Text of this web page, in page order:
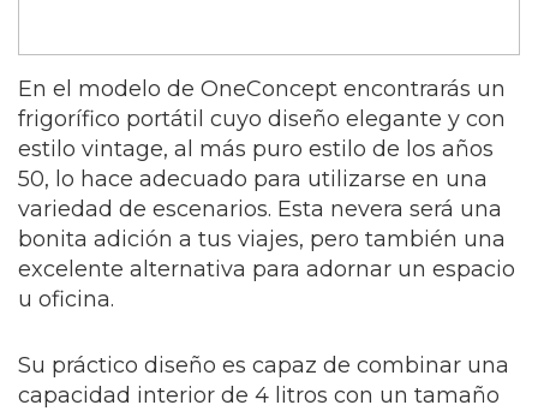
En el modelo de OneConcept encontrarás un
frigorífico portátil cuyo diseño elegante y con
estilo vintage, al más puro estilo de los años
50, lo hace adecuado para utilizarse en una
variedad de escenarios. Esta nevera será una
bonita adición a tus viajes, pero también una
excelente alternativa para adornar un espacio
u oficina.
Su práctico diseño es capaz de combinar una
capacidad interior de 4 litros con un tamaño